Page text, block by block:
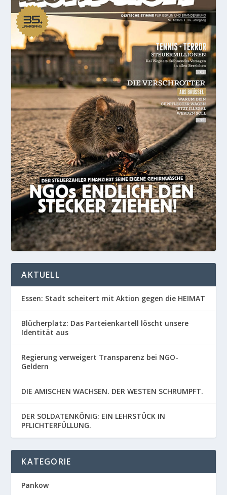
AKTUELL
Essen: Stadt scheitert mit Aktion gegen die HEIMAT
Blücherplatz: Das Parteienkartell löscht unsere
Identität aus
Regierung verweigert Transparenz bei NGO-
Geldern
DIE AMISCHEN WACHSEN. DER WESTEN SCHRUMPFT.
DER SOLDATENKÖNIG: EIN LEHRSTÜCK IN
PFLICHTERFÜLLUNG.
KATEGORIE
Pankow